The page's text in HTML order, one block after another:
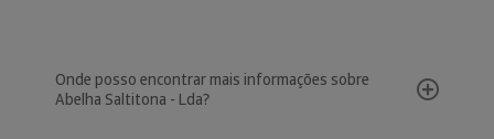
Onde posso encontrar mais informações sobre
Abelha Saltitona - Lda?